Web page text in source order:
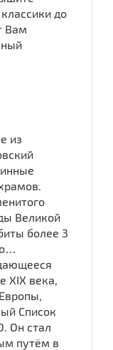
до
Вам
из
Великой
более 3
XIX века,
Список
Он стал
путём в